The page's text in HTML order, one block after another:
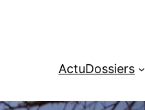
ActuDossiers